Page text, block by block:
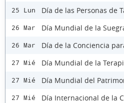
25 Lun Día de las Personas de
26 Mar Día Mundial de la
26 Mar Día de la Conciencia
27 Mié Día Mundial de la
27 Mié Día Mundial del
27 Mié Día Internacional de la